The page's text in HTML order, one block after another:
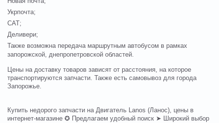
Укрпочта;
САТ;
Деливери;
Также возможна передача маршрутным автобусом в рамках
запорожской, днепропетровской областей.
Цены на доставку товаров зависят от расстояния, на которое
транспортируются запчасти. Также есть самовывоз для города
Запорожье.
Купить недорого запчасти на Двигатель Lanos (Ланос), цены в
интернет-магазине ✪ Предлагаем удобный поиск ➤ Широкий выбор